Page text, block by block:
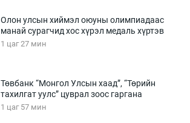
Олон улсын хиймэл оюуны олимпиадаас
манай сурагчид хос хүрэл медаль хүртэв
1 цаг 27 мин
Төвбанк “Монгол Улсын хаад”, “Төрийн
тахилгат уулс” цуврал зоос гаргана
1 цаг 57 мин